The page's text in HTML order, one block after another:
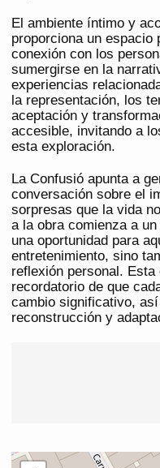
El ambiente íntimo y
proporciona un
conexión con los
sumergirse en la
experiencias
la representación, los
aceptación y
accesible, invitando a
esta exploración.
La Confusió apunta a
conversación sobre el
sorpresas que la vida
a la obra comienza a
una oportunidad para
entretenimiento, sino
reflexión personal.
recordatorio de que
cambio significativo,
reconstrucción y